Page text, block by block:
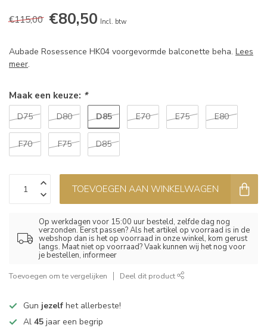
€115,00 €80,50 Incl. btw
Aubade Rosessence HK04 voorgevormde balconette beha. Lees
meer.
Maak een keuze: *
D75 D80 D85 E70 E75 E80
F70 F75 D85
TOEVOEGEN AAN WINKELWAGEN
Op werkdagen voor 15:00 uur besteld, zelfde dag nog
verzonden. Eerst passen? Als het artikel op voorraad is in de
webshop dan is het op voorraad in onze winkel, kom gerust
langs. Maat niet op voorraad? Vaak kunnen wij het nog voor
je bestellen, informeer
Toevoegen om te vergelijken Deel dit product
Gun jezelf het allerbeste!
Al 45 jaar een begrip